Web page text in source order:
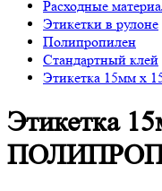
Расходные
Этикетки в рулоне
Полипропилен
Стандартный клей
Этикетка 15мм
Этикетка